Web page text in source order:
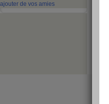
ajouter de vos amies